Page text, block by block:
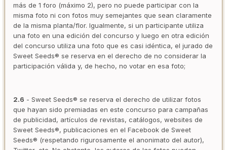
más de 1 foro (máximo 2), pero no puede participar con la
misma foto ni con fotos muy semejantes que sean claramente
de la misma planta/flor. Igualmente, si un participante utiliza
una foto en una edición del concurso y luego en otra edición
del concurso utiliza una foto que es casi idéntica, el jurado de
Sweet Seeds® se reserva en el derecho de no considerar la
participación válida y, de hecho, no votar en esa foto;
2.6 - Sweet Seeds® se reserva el derecho de utilizar fotos
que hayan sido premiadas en este concurso para campañas
de publicidad, artículos de revistas, catálogos, websites de
Sweet Seeds®, publicaciones en el Facebook de Sweet
Seeds® (respetando rigurosamente el anonimato del autor),